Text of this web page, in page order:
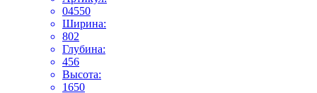
04550
Ширина:
802
Глубина:
456
Высота:
1650